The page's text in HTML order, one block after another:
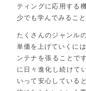
ティングに応用する
少でも学んでみるこ
たくさんのジャンル
単価を上げていくに
ンテナを張ることで
に日々進化し続けて
いって安心している